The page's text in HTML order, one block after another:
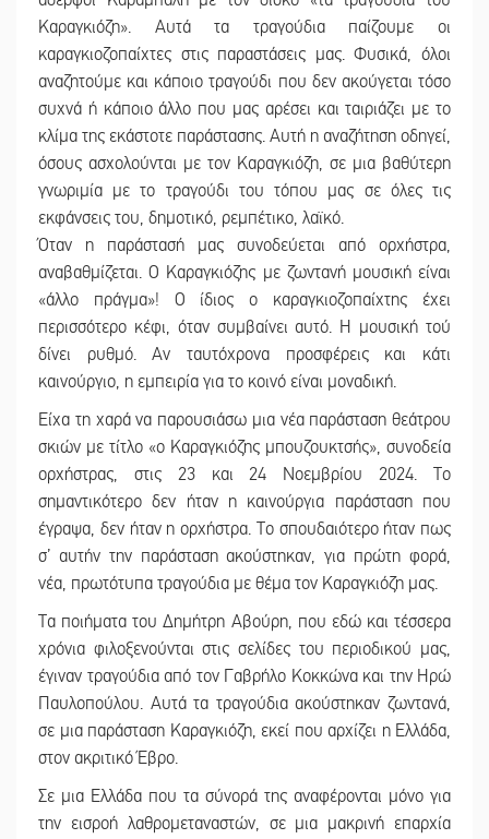
Καραγκιόζη». Αυτά τα τραγούδια παίζουμε οι
καραγκιοζοπαίχτες στις παραστάσεις μας. Φυσικά, όλοι
αναζητούμε και κάποιο τραγούδι που δεν ακούγεται τόσο
συχνά ή κάποιο άλλο που μας αρέσει και ταιριάζει με το
κλίμα της εκάστοτε παράστασης. Αυτή η αναζήτηση οδηγεί,
όσους ασχολούνται με τον Καραγκιόζη, σε μια βαθύτερη
γνωριμία με το τραγούδι του τόπου μας σε όλες τις
εκφάνσεις του, δημοτικό, ρεμπέτικο, λαϊκό.
Όταν η παράστασή μας συνοδεύεται από ορχήστρα,
αναβαθμίζεται. Ο Καραγκιόζης με ζωντανή μουσική είναι
«άλλο πράγμα»! Ο ίδιος ο καραγκιοζοπαίχτης έχει
περισσότερο κέφι, όταν συμβαίνει αυτό. Η μουσική τού
δίνει ρυθμό. Αν ταυτόχρονα προσφέρεις και κάτι
καινούργιο, η εμπειρία για το κοινό είναι μοναδική.
Είχα τη χαρά να παρουσιάσω μια νέα παράσταση θεάτρου
σκιών με τίτλο «ο Καραγκιόζης μπουζουκτσής», συνοδεία
ορχήστρας, στις 23 και 24 Νοεμβρίου 2024. Το
σημαντικότερο δεν ήταν η καινούργια παράσταση που
έγραψα, δεν ήταν η ορχήστρα. Το σπουδαιότερο ήταν πως
σ’ αυτήν την παράσταση ακούστηκαν, για πρώτη φορά,
νέα, πρωτότυπα τραγούδια με θέμα τον Καραγκιόζη μας.
Τα ποιήματα του Δημήτρη Αβούρη, που εδώ και τέσσερα
χρόνια φιλοξενούνται στις σελίδες του περιοδικού μας,
έγιναν τραγούδια από τον Γαβρήλο Κοκκώνα και την Ηρώ
Παυλοπούλου. Αυτά τα τραγούδια ακούστηκαν ζωντανά,
σε μια παράσταση Καραγκιόζη, εκεί που αρχίζει η Ελλάδα,
στον ακριτικό Έβρο.
Σε μια Ελλάδα που τα σύνορά της αναφέρονται μόνο για
την εισροή λαθρομεταναστών, σε μια μακρινή επαρχία